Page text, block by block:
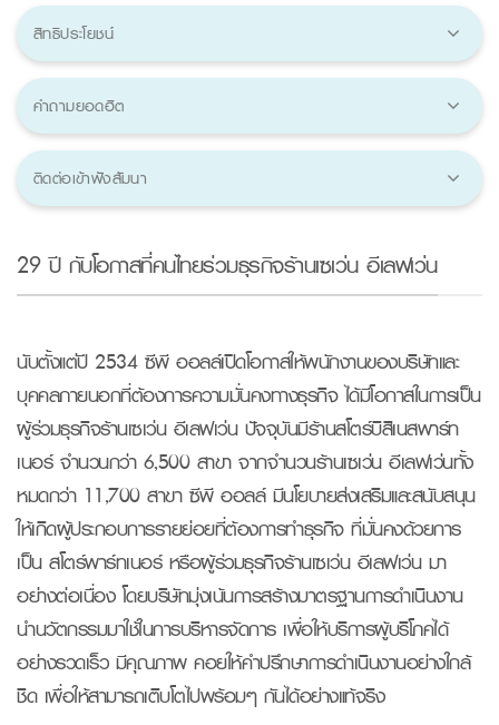
สิทธิประโยชน์
คำถามยอดฮิต
ติดต่อเข้าฟังสัมนา
29 ปี กับโอกาสที่คนไทยร่วมธุรกิจร้านเซเว่น อีเลฟเว่น
นับตั้งแต่ปี 2534 ซีพี ออลล์เปิดโอกาสให้พนักงานของบริษัทและ
บุคคลภายนอกที่ต้องการความมั่นคงทางธุรกิจ ได้มีโอกาสในการเป็น
ผู้ร่วมธุรกิจร้านเซเว่น อีเลฟเว่น ปัจจุบันมีร้านสโตร์บิสิเนสพาร์ท
เนอร์ จำนวนกว่า 6,500 สาขา จากจำนวนร้านเซเว่น อีเลฟเว่นทั้ง
หมดกว่า 11,700 สาขา ซีพี ออลล์ มีนโยบายส่งเสริมและสนับสนุน
ให้เกิดผู้ประกอบการรายย่อยที่ต้องการทำธุรกิจ ที่มั่นคงด้วยการ
เป็น สโตร์พาร์ทเนอร์ หรือผู้ร่วมธุรกิจร้านเซเว่น อีเลฟเว่น มา
อย่างต่อเนื่อง โดยบริษัทมุ่งเน้นการสร้างมาตรฐานการดำเนินงาน
นำนวัตกรรมมาใช้ในการบริหารจัดการ เพื่อให้บริการผู้บริโภคได้
อย่างรวดเร็ว มีคุณภาพ คอยให้คำปรึกษาการดำเนินงานอย่างใกล้
ชิด เพื่อให้สามารถเติบโตไปพร้อมๆ กันได้อย่างแท้จริง